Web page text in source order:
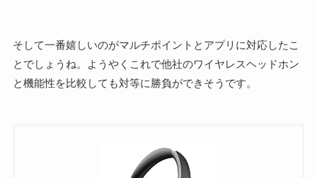
そして一番嬉しいのがマルチポイントとアプリに対応したこ
とでしょうね。ようやくこれで他社のワイヤレスヘッドホン
と機能性を比較しても対等に勝負ができそうです。